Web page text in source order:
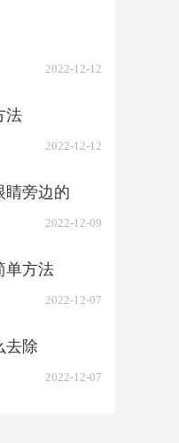
2022-12-12
法
2022-12-12
睛旁边的
2022-12-09
单方法
2022-12-07
去除
2022-12-07